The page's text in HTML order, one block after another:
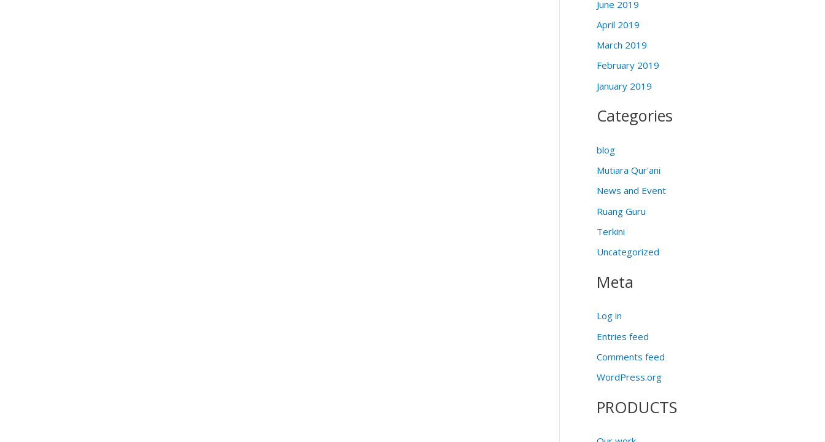
June 2019
April 2019
March 2019
February 2019
January 2019
Categories
blog
Mutiara Qur'ani
News and Event
Ruang Guru
Terkini
Uncategorized
Meta
Log in
Entries feed
Comments feed
WordPress.org
PRODUCTS